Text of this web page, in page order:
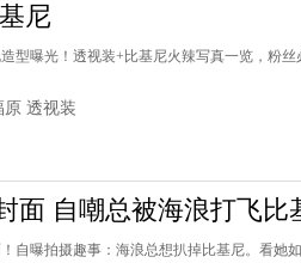
尼
型曝光！透视装+比基尼火辣写真一览，粉丝
原 透视装
面 自嘲总被海浪打飞比
自曝拍摄趣事：海浪总想扒掉比基尼。看她